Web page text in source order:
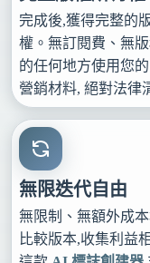
完成後,獲得完整的
權。無訂閱費、無
的任何地方使用您的
營銷材料, 絕對法律
無限迭代自由
無限制、無額外成
比較版本,收集利益